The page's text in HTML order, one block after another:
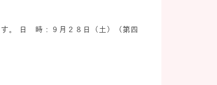
す。 日 時：９月２８日（土）（第四